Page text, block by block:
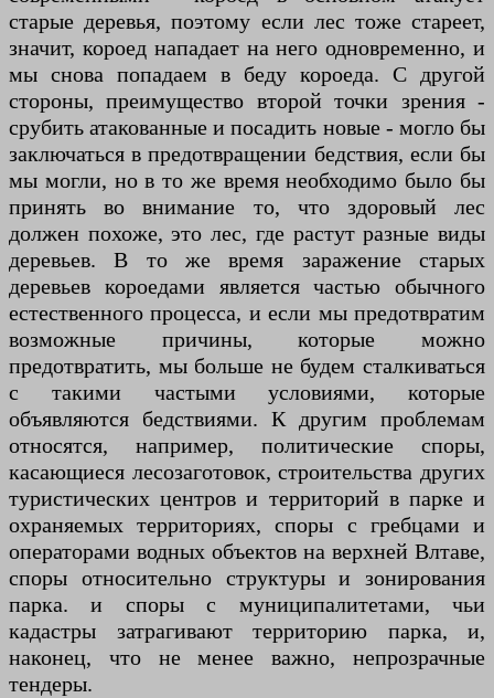
старые деревья, поэтому если лес тоже стареет,
значит, короед нападает на него одновременно, и
мы снова попадаем в беду короеда. С другой
стороны, преимущество второй точки зрения -
срубить атакованные и посадить новые - могло бы
заключаться в предотвращении бедствия, если бы
мы могли, но в то же время необходимо было бы
принять во внимание то, что здоровый лес
должен похоже, это лес, где растут разные виды
деревьев. В то же время заражение старых
деревьев короедами является частью обычного
естественного процесса, и если мы предотвратим
возможные причины, которые можно
предотвратить, мы больше не будем сталкиваться
с такими частыми условиями, которые
объявляются бедствиями. К другим проблемам
относятся, например, политические споры,
касающиеся лесозаготовок, строительства других
туристических центров и территорий в парке и
охраняемых территориях, споры с гребцами и
операторами водных объектов на верхней Влтаве,
споры относительно структуры и зонирования
парка. и споры с муниципалитетами, чьи
кадастры затрагивают территорию парка, и,
наконец, что не менее важно, непрозрачные
тендеры.